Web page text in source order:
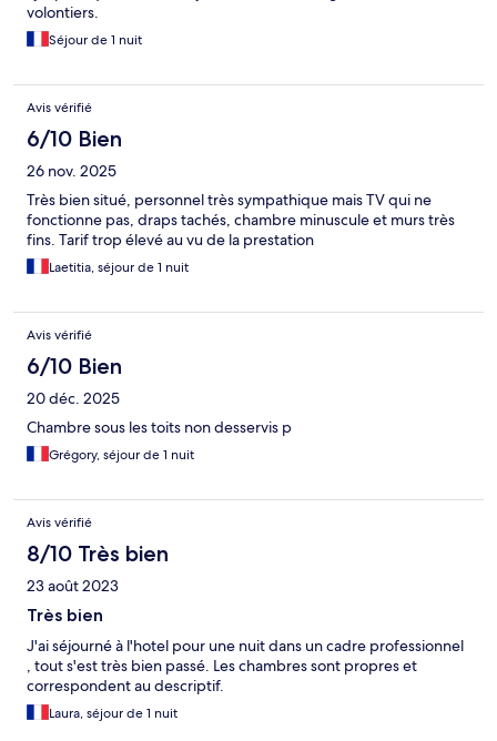
volontiers.
Séjour de 1 nuit
Avis vérifié
6/10 Bien
26 nov. 2025
Très bien situé, personnel très sympathique mais TV qui ne
fonctionne pas, draps tachés, chambre minuscule et murs très
fins. Tarif trop élevé au vu de la prestation
Laetitia, séjour de 1 nuit
Avis vérifié
6/10 Bien
20 déc. 2025
Chambre sous les toits non desservis p
Grégory, séjour de 1 nuit
Avis vérifié
8/10 Très bien
23 août 2023
Très bien
J'ai séjourné à l'hotel pour une nuit dans un cadre professionnel
, tout s'est très bien passé. Les chambres sont propres et
correspondent au descriptif.
Laura, séjour de 1 nuit